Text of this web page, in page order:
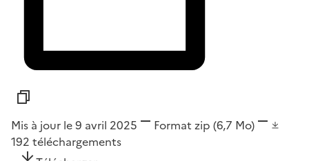
Mis à jour le 9 avril 2025 Format zip (6,7 Mo)
192 téléchargements